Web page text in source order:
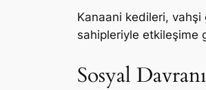
Kanaani kedileri, vahşi
sahipleriyle etkileşime
Sosyal